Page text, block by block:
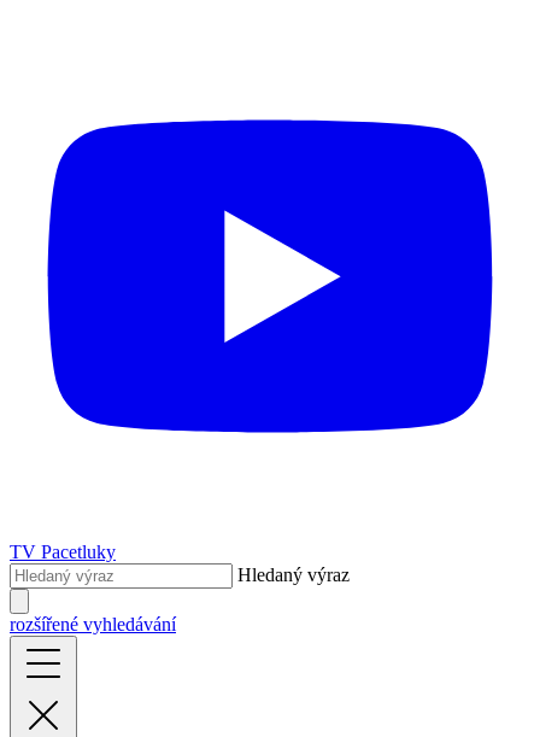
TV Pacetluky
Hledaný výraz
rozšířené vyhledávání